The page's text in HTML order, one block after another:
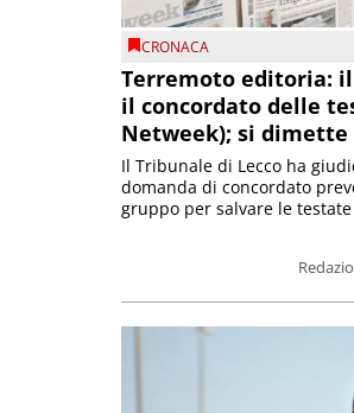
CRONACA
Terremoto editoria:
il concordato delle
Netweek); si dimette
Il Tribunale di Lecco ha
domanda di concordato
gruppo per salvare le